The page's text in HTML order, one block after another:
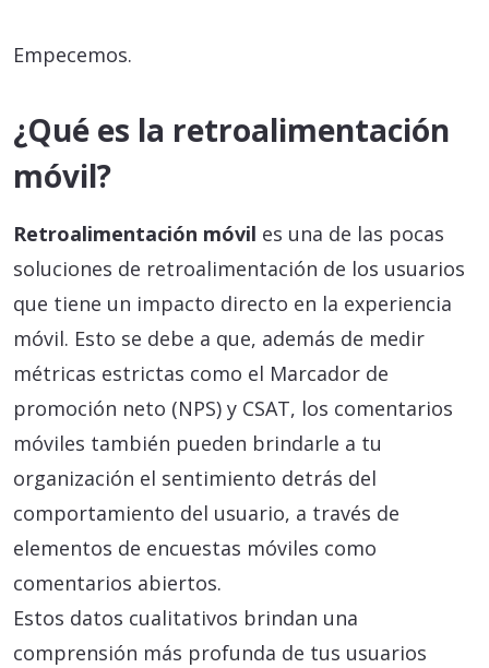
Empecemos.
¿Qué es la retroalimentación
móvil?
Retroalimentación móvil es una de las pocas
soluciones de retroalimentación de los usuarios
que tiene un impacto directo en la experiencia
móvil. Esto se debe a que, además de medir
métricas estrictas como el Marcador de
promoción neto (NPS) y CSAT, los comentarios
móviles también pueden brindarle a tu
organización el sentimiento detrás del
comportamiento del usuario, a través de
elementos de encuestas móviles como
comentarios abiertos.
Estos datos cualitativos brindan una
comprensión más profunda de tus usuarios